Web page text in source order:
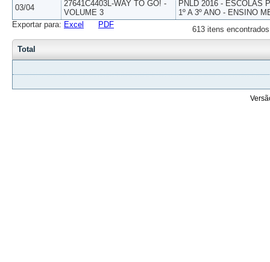
03/04
27641C4403L-WAY TO GO! -
VOLUME 3
PNLD 2016 - ESCOLAS
1º A 3º ANO - ENSINO
613 itens
Exportar para: Excel PDF
Total